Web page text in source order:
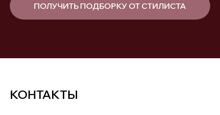
ПОЛУЧИТЬ ПОДБОРКУ ОТ СТИЛИСТА
КОНТАКТЫ